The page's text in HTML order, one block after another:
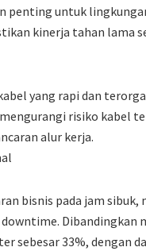
untuk
kinerja tahan lama
yang rapi dan
risiko kabel
alur kerja.
bisnis pada jam
Dibandingkan
sebesar 33%, dengan